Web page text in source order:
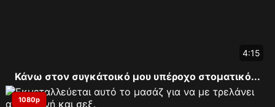
4:15
Κάνω στον συγκάτοικό μου υπέροχο στοματικό...
1080p